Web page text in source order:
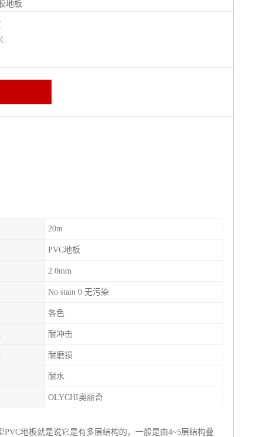
地板
20m
PVC地板
2.0mm
No stain 0 无污染
各色
耐冲击
耐磨损
耐水
OLYCHI奥丽奇
地板就是说它是有多层结构的，一般是由4~5层结构叠